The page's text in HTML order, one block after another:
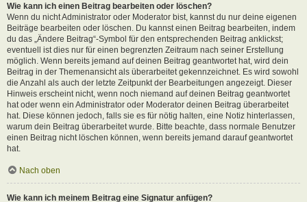
Wie kann ich einen Beitrag bearbeiten oder löschen?
Wenn du nicht Administrator oder Moderator bist, kannst du nur deine eigenen
Beiträge bearbeiten oder löschen. Du kannst einen Beitrag bearbeiten, indem
du das „Ändere Beitrag“-Symbol für den entsprechenden Beitrag anklickst;
eventuell ist dies nur für einen begrenzten Zeitraum nach seiner Erstellung
möglich. Wenn bereits jemand auf deinen Beitrag geantwortet hat, wird dein
Beitrag in der Themenansicht als überarbeitet gekennzeichnet. Es wird sowohl
die Anzahl als auch der letzte Zeitpunkt der Bearbeitungen angezeigt. Dieser
Hinweis erscheint nicht, wenn noch niemand auf deinen Beitrag geantwortet
hat oder wenn ein Administrator oder Moderator deinen Beitrag überarbeitet
hat. Diese können jedoch, falls sie es für nötig halten, eine Notiz hinterlassen,
warum dein Beitrag überarbeitet wurde. Bitte beachte, dass normale Benutzer
einen Beitrag nicht löschen können, wenn bereits jemand darauf geantwortet
hat.
Nach oben
Wie kann ich meinem Beitrag eine Signatur anfügen?